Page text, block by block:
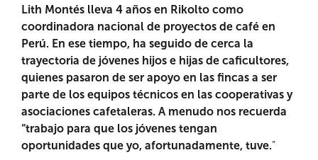
Lith Montés lleva 4 años en Rikolto como
coordinadora nacional de proyectos de café en
Perú. En ese tiempo, ha seguido de cerca la
trayectoria de jóvenes hijos e hijas de caficultores,
quienes pasaron de ser apoyo en las fincas a ser
parte de los equipos técnicos en las cooperativas y
asociaciones cafetaleras. A menudo nos recuerda
“trabajo para que los jóvenes tengan
oportunidades que yo, afortunadamente, tuve.”